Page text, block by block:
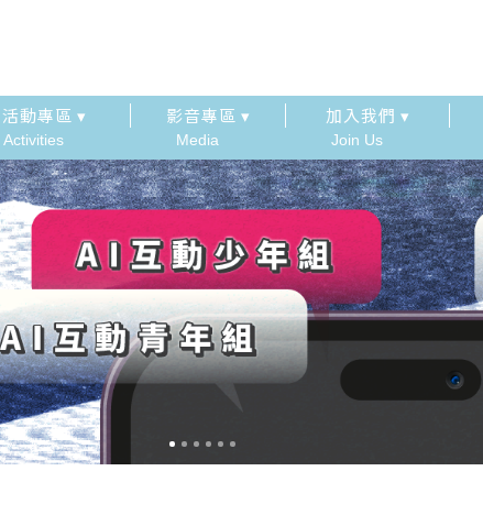
活動專區 ▾
Activities
影音專區 ▾
Media
加入我們 ▾
Join Us